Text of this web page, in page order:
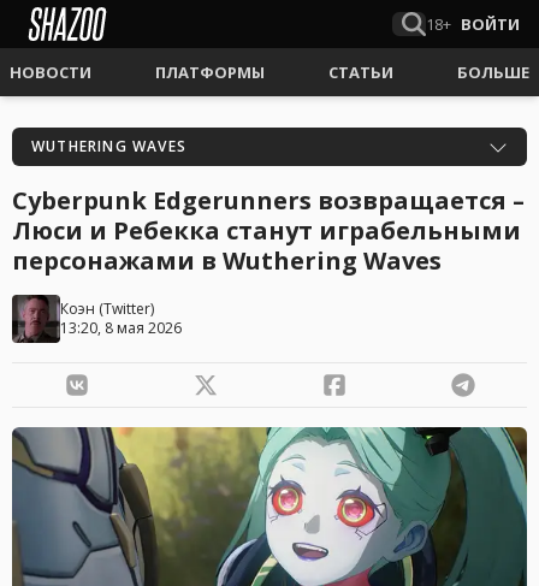
18+ ВОЙТИ
НОВОСТИ ПЛАТФОРМЫ СТАТЬИ БОЛЬШЕ
WUTHERING WAVES
Cyberpunk Edgerunners возвращается –
Люси и Ребекка станут играбельными
персонажами в Wuthering Waves
Коэн (Twitter)
13:20, 8 мая 2026